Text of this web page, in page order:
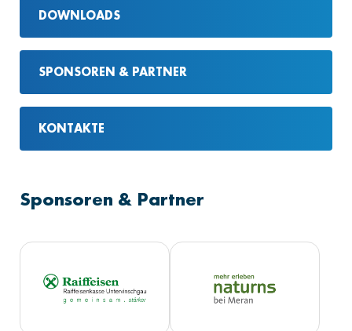
DOWNLOADS
SPONSOREN & PARTNER
KONTAKTE
Sponsoren & Partner